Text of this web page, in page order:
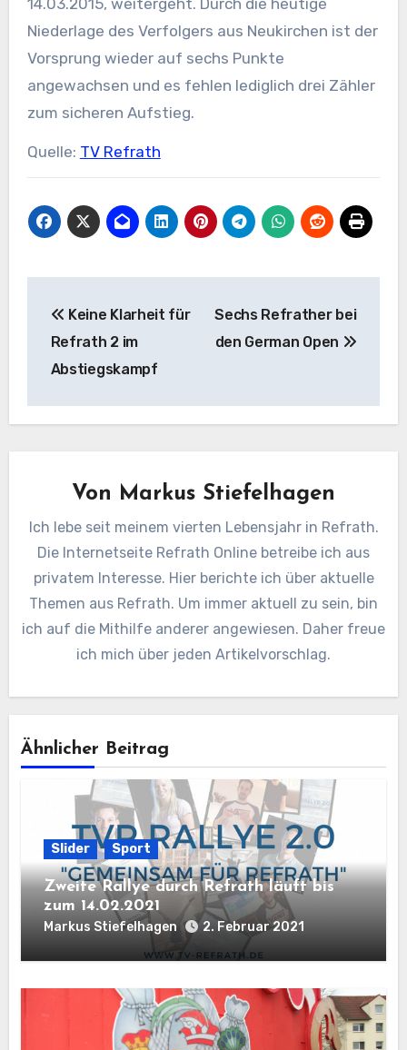
Niederlage des Verfolgers aus Neukirchen ist der
Vorsprung wieder auf sechs Punkte
angewachsen und es fehlen lediglich drei Zähler
zum sicheren Aufstieg.
Quelle: TV Refrath
Keine Klarheit für
Refrath 2 im
Abstiegskampf
Sechs Refrather bei
den German Open
Von Markus Stiefelhagen
Ich lebe seit meinem vierten Lebensjahr in Refrath.
Die Internetseite Refrath Online betreibe ich aus
privatem Interesse. Hier berichte ich über aktuelle
Themen aus Refrath. Um immer aktuell zu sein, bin
ich auf die Mithilfe anderer angewiesen. Daher freue
ich mich über jeden Artikelvorschlag.
Ähnlicher Beitrag
Slider Sport
Zweite Rallye durch Refrath läuft bis
zum 14.02.2021
Markus Stiefelhagen 2. Februar 2021